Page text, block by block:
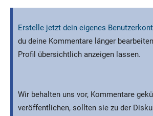
Erstelle jetzt dein eigenes
du deine Kommentare länger
Profil übersichtlich anzeigen lassen.
Wir behalten uns vor, Kommentare
veröffentlichen, sollten sie zu der